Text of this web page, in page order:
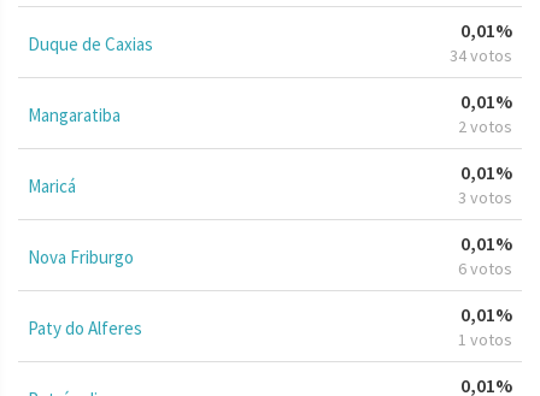
Duque de Caxias
0,01%
34 votos
Mangaratiba
0,01%
2 votos
Maricá
0,01%
3 votos
Nova Friburgo
0,01%
6 votos
Paty do Alferes
0,01%
1 votos
0,01%